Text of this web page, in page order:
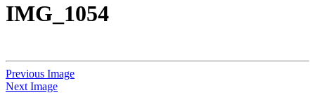
IMG_1054
Previous Image
Next Image